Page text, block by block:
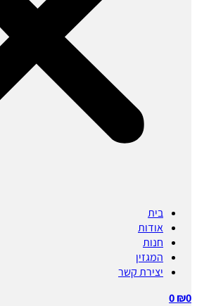
בית
אודות
חנות
המגזין
יצירת קשר
₪0
0